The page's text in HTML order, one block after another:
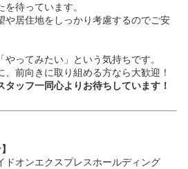
待っています。
や居住地をしっかり考慮するのでご安
ってみたい」という気持ちです。
、前向きに取り組める方なら大歓迎！
タッフ一同心よりお待ちしています！
ドオンエクスプレスホールディング